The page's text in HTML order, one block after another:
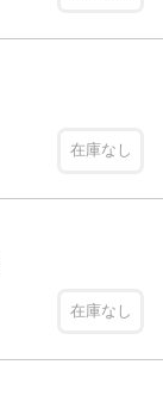
在庫なし
在庫なし